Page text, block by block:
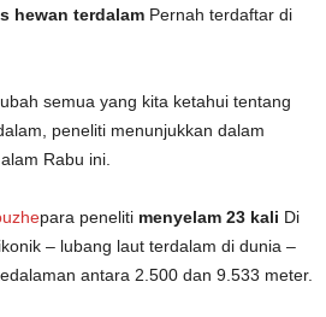
hewan terdalam Pernah terdaftar di
semua yang kita ketahui tentang
peneliti menunjukkan dalam
Rabu ini.
para peneliti menyelam 23 kali Di
– lubang laut terdalam di dunia –
antara 2.500 dan 9.533 meter.